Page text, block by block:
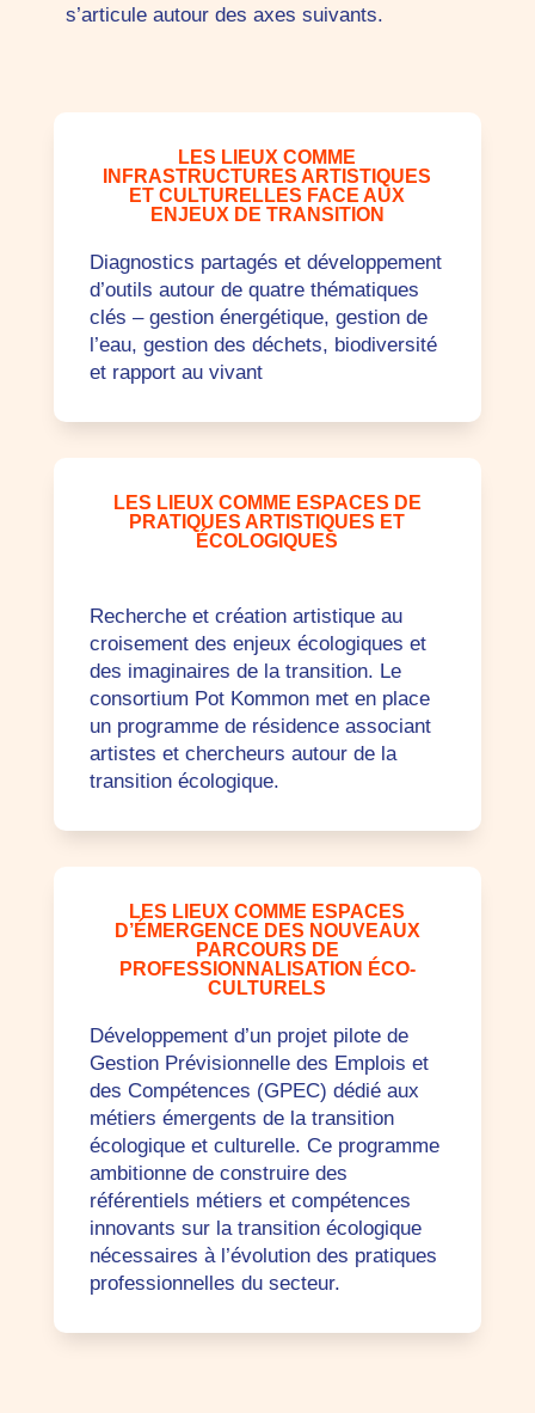
s’articule autour des axes suivants.
LES LIEUX COMME
INFRASTRUCTURES ARTISTIQUES
ET CULTURELLES FACE AUX
ENJEUX DE TRANSITION
Diagnostics partagés et développement
d’outils autour de quatre thématiques
clés – gestion énergétique, gestion de
l’eau, gestion des déchets, biodiversité
et rapport au vivant
LES LIEUX COMME ESPACES DE
PRATIQUES ARTISTIQUES ET
ÉCOLOGIQUES
Recherche et création artistique au
croisement des enjeux écologiques et
des imaginaires de la transition. Le
consortium Pot Kommon met en place
un programme de résidence associant
artistes et chercheurs autour de la
transition écologique.
LES LIEUX COMME ESPACES
D’ÉMERGENCE DES NOUVEAUX
PARCOURS DE
PROFESSIONNALISATION ÉCO-
CULTURELS
Développement d’un projet pilote de
Gestion Prévisionnelle des Emplois et
des Compétences (GPEC) dédié aux
métiers émergents de la transition
écologique et culturelle. Ce programme
ambitionne de construire des
référentiels métiers et compétences
innovants sur la transition écologique
nécessaires à l’évolution des pratiques
professionnelles du secteur.